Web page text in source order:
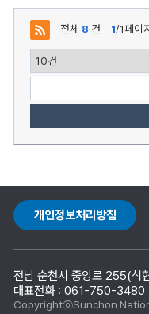
전체 8 건 1/1페이
개인정보처리방침
전남 순천시 중앙로 255(석
대표전화 : 061-750-3480
CopyrightⓒSunchon